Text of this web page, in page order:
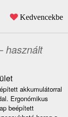
Kedvencekbe
használt
akkumulátorral
Ergonómikus
beépített